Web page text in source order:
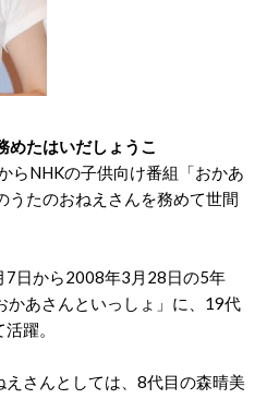
めたはいだしょうこ
らNHKの子供向け番組「おかあ
うたのおねえさんを務めて世間
7日から2008年3月28日の5年
かあさんといっしょ」に、19代
躍。
さんとしては、8代目の森晴美